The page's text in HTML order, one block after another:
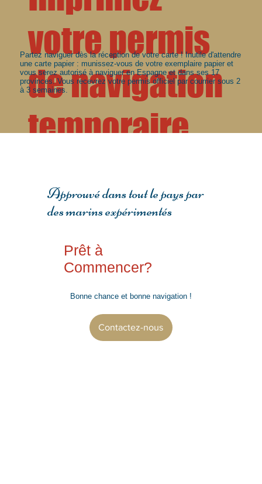
votre permis
de navigation
temporaire
Partez naviguer dès la réception de votre carte ! Inutile d'attendre
une carte papier : munissez-vous de votre exemplaire papier et
vous serez autorisé à naviguer en Espagne et dans ses 17
provinces. Vous recevrez votre permis officiel par courrier sous 2
à 3 semaines.
Approuvé dans tout le pays par
des marins expérimentés
Prêt à
Commencer?
Bonne chance et bonne navigation !
Contactez-nous